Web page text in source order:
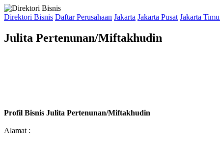
Direktori Bisnis Daftar Perusahaan Jakarta Jakarta Pusat Jakarta
Julita Pertenunan/Miftakhudin
Profil Bisnis Julita Pertenunan/Miftakhudin
Alamat :